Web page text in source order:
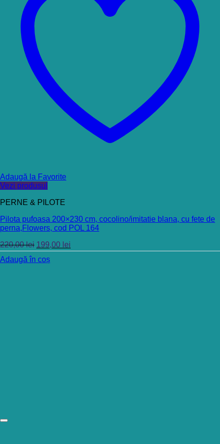
Adaugă la Favorite
Vezi produsul
PERNE & PILOTE
Pilota pufoasa 200×230 cm, cocolino/imitatie blana, cu fete de
perna,Flowers, cod POL 164
220,00lei 199,00 lei
Adaugă în coș